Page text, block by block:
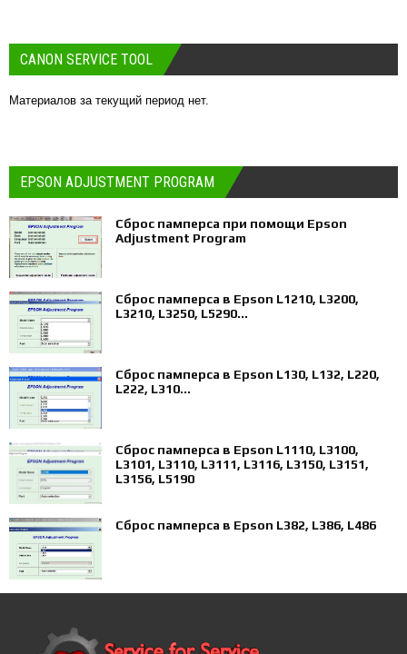
CANON SERVICE TOOL
Материалов за текущий период нет.
EPSON ADJUSTMENT PROGRAM
Сброс памперса при помощи Epson
Adjustment Program
Сброс памперса в Epson L1210, L3200,
L3210, L3250, L5290...
Сброс памперса в Epson L130, L132, L220,
L222, L310...
Сброс памперса в Epson L1110, L3100,
L3101, L3110, L3111, L3116, L3150, L3151,
L3156, L5190
Сброс памперса в Epson L382, L386, L486